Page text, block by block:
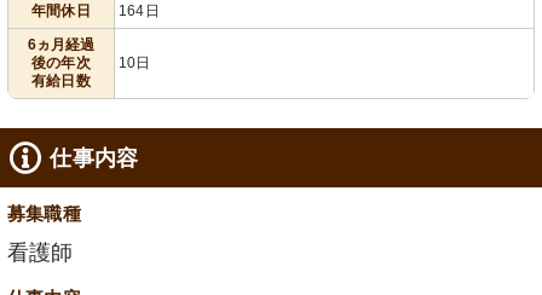
年間休日
164日
6ヵ月経過
後の年次
有給日数
10日
仕事内容
募集職種
看護師